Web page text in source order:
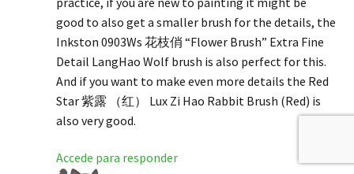
good to also get a smaller brush for the details, the
Inkston 0903Ws 花枝俏 “Flower Brush” Extra Fine
Detail LangHao Wolf brush is also perfect for this.
And if you want to make even more details the Red
Star 紫露 （红） Lux Zi Hao Rabbit Brush (Red) is
also very good.
Accede para responder